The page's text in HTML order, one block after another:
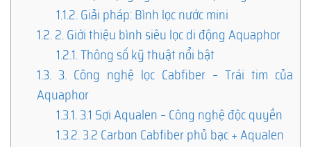
1.1.2.Giải pháp: Bình lọc nước mini
1.2.2. Giới thiệu bình siêu lọc di động Aquaphor
1.2.1.Thông số kỹ thuật nổi bật
1.3. 3. Công nghệ lọc Cabfiber – Trái tim của
Aquaphor
1.3.1.3.1 Sợi Aqualen – Công nghệ độc quyền
1.3.2.3.2 Carbon Cabfiber phủ bạc + Aqualen